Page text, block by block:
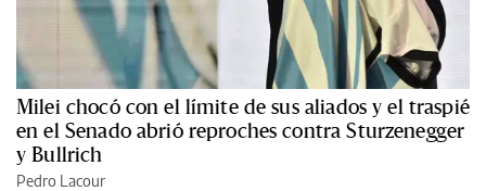
Milei chocó con el límite de sus aliados y el traspié
en el Senado abrió reproches contra Sturzenegger
y Bullrich
Pedro Lacour